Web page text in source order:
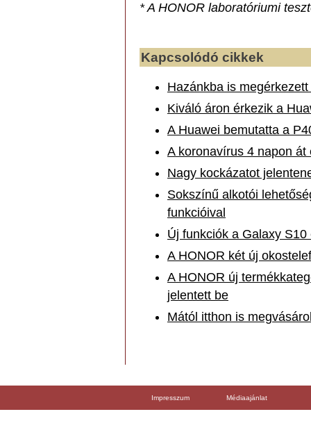
* A HONOR laboratóriumi
Kapcsolódó cikkek
Hazánkba is
Kiváló áron érkezik a
A Huawei bemutatta a
A koronavírus 4 napon
Nagy kockázatot
Sokszínű alkotói
funkcióival
Új funkciók a Galaxy
A HONOR két új
A HONOR új
jelentett be
Mától itthon is
Impresszum Médiaajánlat